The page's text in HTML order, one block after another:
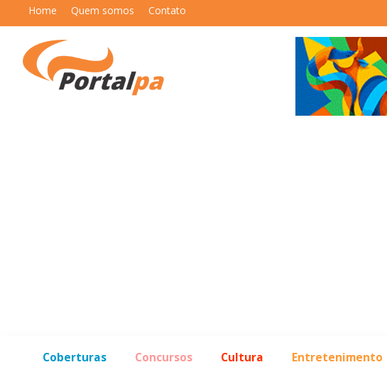
Home Quem somos Contato
Coberturas Concursos Cultura Entretenimento